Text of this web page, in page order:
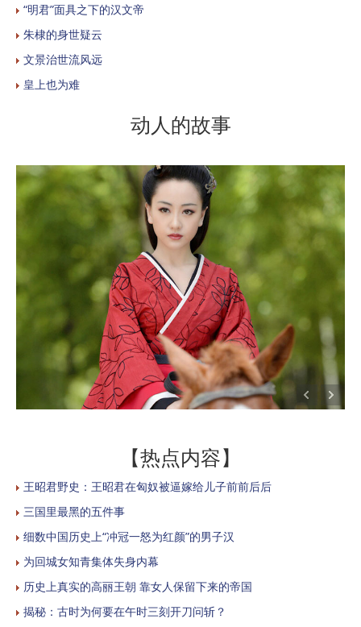
“明君”面具之下的汉文帝
朱棣的身世疑云
文景治世流风远
皇上也为难
动人的故事
【热点内容】
王昭君野史：王昭君在匈奴被逼嫁给儿子前前后后
三国里最黑的五件事
细数中国历史上“冲冠一怒为红颜”的男子汉
为回城女知青集体失身内幕
历史上真实的高丽王朝 靠女人保留下来的帝国
揭秘：古时为何要在午时三刻开刀问斩？